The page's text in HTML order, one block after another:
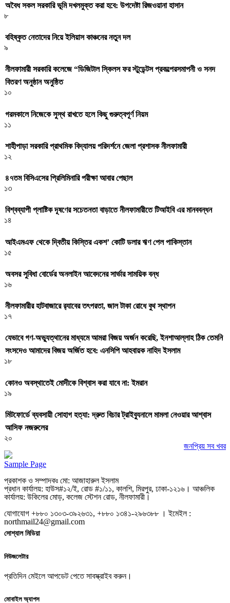
অবৈধ সকল সরকারি ভূমি দখলমুক্ত করা হবে: উপদেষ্টা রিজওয়ানা হাসান
৮
বহিষ্কৃত নেতাদের নিয়ে ইলিয়াস কাঞ্চনের নতুন দল
৯
নীলফামারী সরকারি কলেজে “ডিজিটাল স্কিলস ফর স্টুডেন্টস প্রকল্পেরসমাপনী ও সনদ
বিতরণ অনুষ্ঠান অনুষ্ঠিত
১০
গরমকালে নিজেকে সুস্থ রাখতে হলে কিছু গুরুত্বপূর্ণ নিয়ম
১১
শাহীপাড়া সরকারি প্রাথমিক বিদ্যালয় পরিদর্শনে জেলা প্রশাসক নীলফামারী
১২
৪৭তম বিসিএসের প্রিলিমিনারি পরীক্ষা আবার পেছাল
১৩
বিশ্বব্যাপী প্লাষ্টিক দূষণের সচেতনতা বাড়াতে নীলফামারীতে টিআইবি এর মানববন্ধন
১৪
আইএমএফ থেকে দ্বিতীয় কিস্তির একশ’ কোটি ডলার ঋণ পেল পাকিস্তান
১৫
অবসর সুবিধা বোর্ডের অনলাইন আবেদনের সার্ভার সাময়িক বন্ধ
১৬
নীলফামারীর হাটবাজারে র‌্যাবের তৎপরতা, জাল টাকা রোধে বুথ স্থাপন
১৭
যেভাবে গণ-অভ্যুত্থানের মাধ্যমে আমরা বিজয় অর্জন করেছি, ইনশাআল্লাহ ঠিক তেমনি
সংসদেও আমাদের বিজয় অর্জিত হবে: এনসিপি আহবায়ক নাহিদ ইসলাম
১৮
কোনও অবস্থাতেই মোদীকে বিশ্বাস করা যাবে না: ইমরান
১৯
মিটফোর্ডে ব্যবসায়ী সোহাগ হত্যা: দ্রুত বিচার ট্রাইব্যুনালে মামলা নেওয়ার আশ্বাস
আসিফ নজরুলের
২০
জনপ্রিয় সব খবর
Sample Page
প্রকাশক ও সম্পাদকঃ মো: আজাহারুল ইসলাম
প্রধান কার্যালয়: হাউস#১২/ই, রোড #১/১১, কালশি, মিরপুর, ঢাকা-১২১৬। আঞ্চলিক
কার্যালয়: উকিলের মোড়, কলেজ স্টেশন রোড, নীলফামারী।
যোগাযোগ +৮৮০ ১৩০৩-৩৯২৬৩১, +৮৮০ ১৩৪১-২৯৬৩৮৮ । ইমেইল :
northmail24@gmail.com
সোশ্যাল মিডিয়া
নিউজলেটার
প্রতিদিন মেইলে আপডেট পেতে সাবস্ক্রাইব করুন।
মোবাইল অ্যাপস